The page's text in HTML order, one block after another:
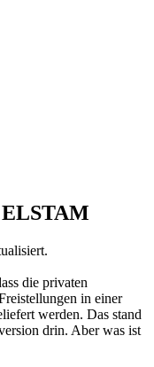
(LSt,
ELSTAM
die privaten
in einer
werden. Das stand
drin. Aber was ist